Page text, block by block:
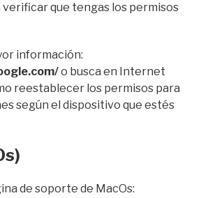
que tengas los permisos
información:
o busca en Internet
reestablecer los permisos para
según el dispositivo que estés
de soporte de MacOs: